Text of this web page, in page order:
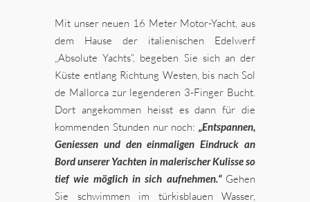
Mit unser neuen 16 Meter Motor-Yacht, aus
dem Hause der italienischen Edelwerf
„Absolute Yachts“, begeben Sie sich an der
Küste entlang Richtung Westen, bis nach Sol
de Mallorca zur legenderen 3-Finger Bucht.
Dort angekommen heisst es dann für die
kommenden Stunden nur noch: „Entspannen,
Geniessen und den einmaligen Eindruck an
Bord unserer Yachten in malerischer Kulisse so
tief wie möglich in sich aufnehmen.“Gehen
Sie schwimmen im türkisblauen Wasser,